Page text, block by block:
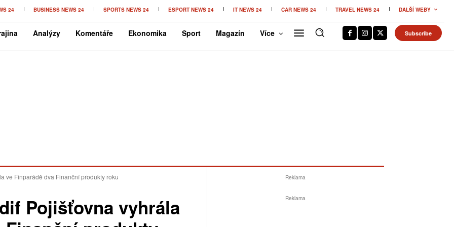
24 BUSINESS NEWS 24 SPORTS NEWS 24 ESPORT NEWS 24 IT NEWS 24 CAR NEWS 24 TRAVEL NEWS 24 DALŠÍ WEBY
Analýzy Komentáře Ekonomika Sport Magazín Více Subscribe
ve Finparádě dva Finanční produkty roku
Pojišťovna vyhrála
Reklama
Reklama